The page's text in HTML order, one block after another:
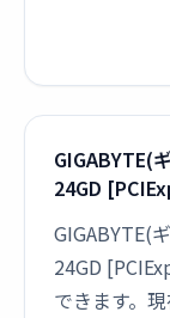
GIGABYTE(
24GD
GIGABYTE(
24GD
できます。